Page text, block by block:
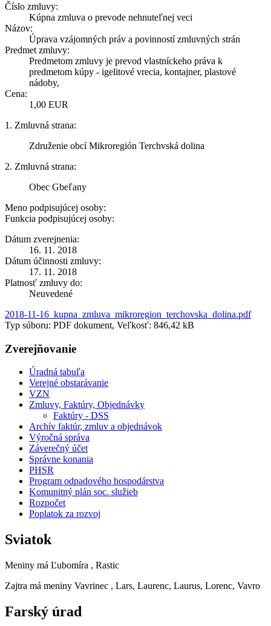
Číslo zmluvy:
Kúpna zmluva o prevode nehnuteľnej veci
Názov:
Úprava vzájomných práv a povinností zmluvných strán
Predmet zmluvy:
Predmetom zmluvy je prevod vlastníckeho práva k
predmetom kúpy - igelitové vrecia, kontajner, plastové
nádoby,
Cena:
1,00 EUR
1. Zmluvná strana:
Združenie obcí Mikroregión Terchvská dolina
2. Zmluvná strana:
Obec Gbeľany
Meno podpisujúcej osoby:
Funkcia podpisujúcej osoby:
Dátum zverejnenia:
16. 11. 2018
Dátum účinnosti zmluvy:
17. 11. 2018
Platnosť zmluvy do:
Neuvedené
2018-11-16_kupna_zmluva_mikroregion_terchovska_dolina.pdf
Typ súboru: PDF dokument, Veľkosť: 846,42 kB
Zverejňovanie
Úradná tabuľa
Verejné obstarávanie
VZN
Zmluvy, Faktúry, Objednávky
Faktúry - DSS
Archív faktúr, zmluv a objednávok
Výročná správa
Záverečný účet
Správne konania
PHSR
Program odpadového hospodárstva
Komunitný plán soc. služieb
Rozpočet
Poplatok za rozvoj
Sviatok
Meniny má Ľubomíra , Rastic
Zajtra má meniny Vavrinec , Lars, Laurenc, Laurus, Lorenc, Vavro
Farský úrad